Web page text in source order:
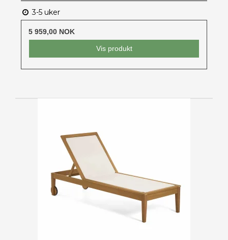
3-5 uker
5 959,00 NOK
Vis produkt